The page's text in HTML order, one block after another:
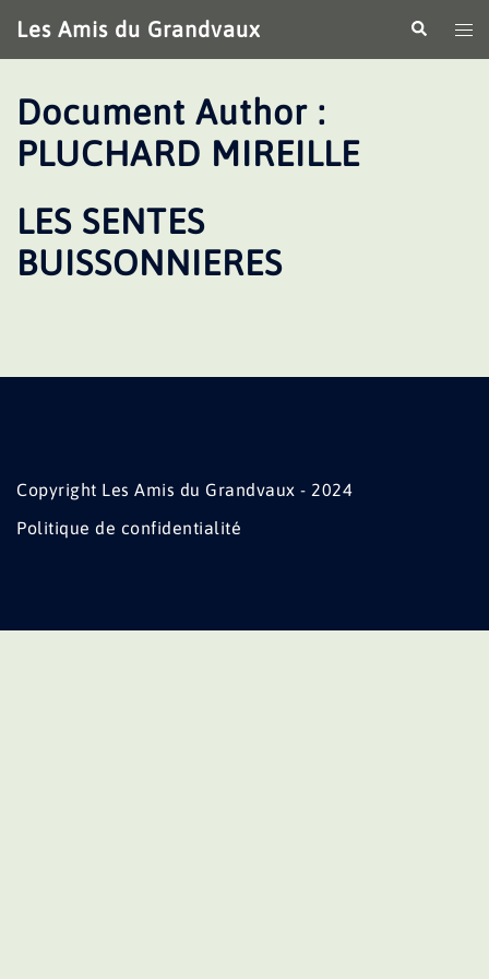
au
contenu
Les Amis du Grandvaux
le
Document Author :
PLUCHARD MIREILLE
LES SENTES
BUISSONNIERES
Copyright Les Amis du Grandvaux - 2024
Politique de confidentialité